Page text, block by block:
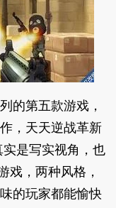
第五款游戏，
，天天逆战革新
是写实视角，也
戏，两种风格，
的玩家都能愉快